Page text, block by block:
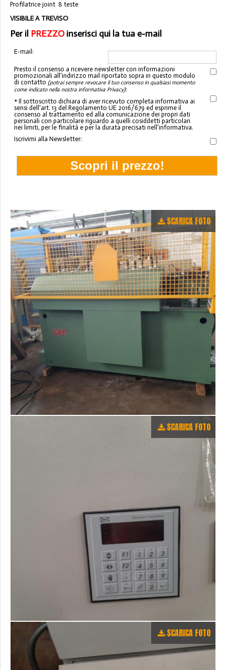
Profilatrice joint 8 teste
VISIBILE A TREVISO
Per il PREZZOinserisci qui la tua e-mail
E-mail:
Presto il consenso a ricevere newsletter con informazioni
promozionali all'indirizzo mail riportato sopra in questo modulo
di contatto (potrai sempre revocare il tuo consenso in qualsiasi momento
come indicato nella nostra informativa Privacy):
* Il sottoscritto dichiara di aver ricevuto completa informativa ai
sensi dell'art. 13 del Regolamento UE 2016/679 ed esprime il
consenso al trattamento ed alla comunicazione dei propri dati
personali con particolare riguardo a quelli cosiddetti particolari
nei limiti, per le finalità e per la durata precisati nell'informativa.
Iscrivimi alla Newsletter:
SCARICA FOTO
SCARICA FOTO
SCARICA FOTO